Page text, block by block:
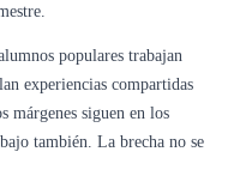
populares trabajan
experiencias compartidas
márgenes siguen en los
también. La brecha no se